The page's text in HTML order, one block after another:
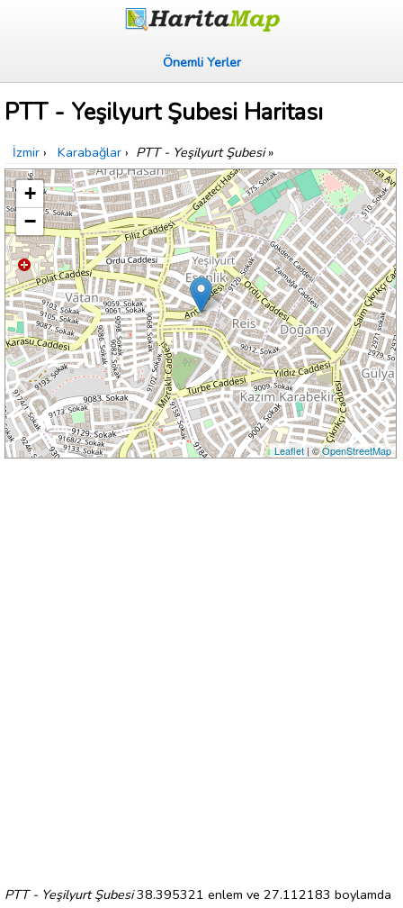
Önemli Yerler
PTT - Yeşilyurt Şubesi Haritası
İzmir › Karabağlar › PTT - Yeşilyurt Şubesi»
+
−
Leaflet| ©OpenStreetMap
PTT - Yeşilyurt Şubesi38.395321 enlem ve 27.112183 boylamda